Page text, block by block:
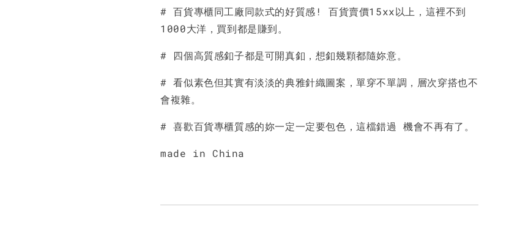
NT$ 190
NT$ 450
- +NT$ 190
- +NT$ 190
-
# 百貨專櫃同工廠同款式的好質感! 百貨賣價15xx以上，這裡不到
1000大洋，買到都是賺到。
# 四個高質感釦子都是可開真釦，想釦幾顆都隨妳意。
# 看似素色但其實有淡淡的典雅針織圖案，單穿不單調，層次穿搭也不
會複雜。
# 喜歡百貨專櫃質感的妳一定一定要包色，這檔錯過 機會不再有了。
made in China